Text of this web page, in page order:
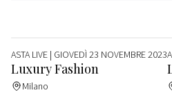
ASTA LIVE | GIOVEDÌ 23 NOVEMBRE 2023
Luxury Fashion
Milano